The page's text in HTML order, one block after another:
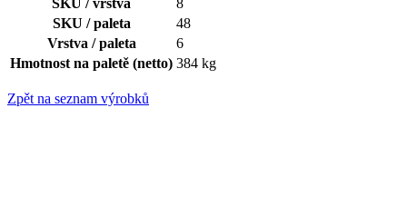
SKU / vrstva
8
SKU / paleta
48
Vrstva / paleta
6
Hmotnost na paletě (netto) 384 kg
Zpět na seznam výrobků